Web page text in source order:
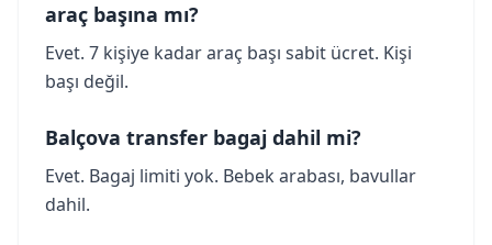
araç başına mı?
Evet. 7 kişiye kadar araç başı sabit ücret. Kişi
başı değil.
Balçova transfer bagaj dahil mi?
Evet. Bagaj limiti yok. Bebek arabası, bavullar
dahil.